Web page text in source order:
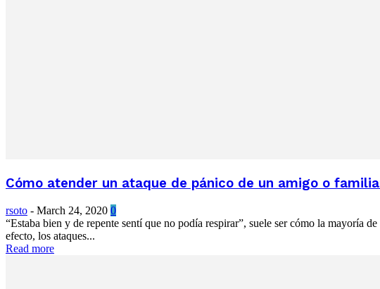
Cómo atender un ataque de pánico de un amigo o
rsoto - March 24, 2020 0
“Estaba bien y de repente sentí que no podía respirar”, suele ser cómo la mayoría
efecto, los ataques...
Read more